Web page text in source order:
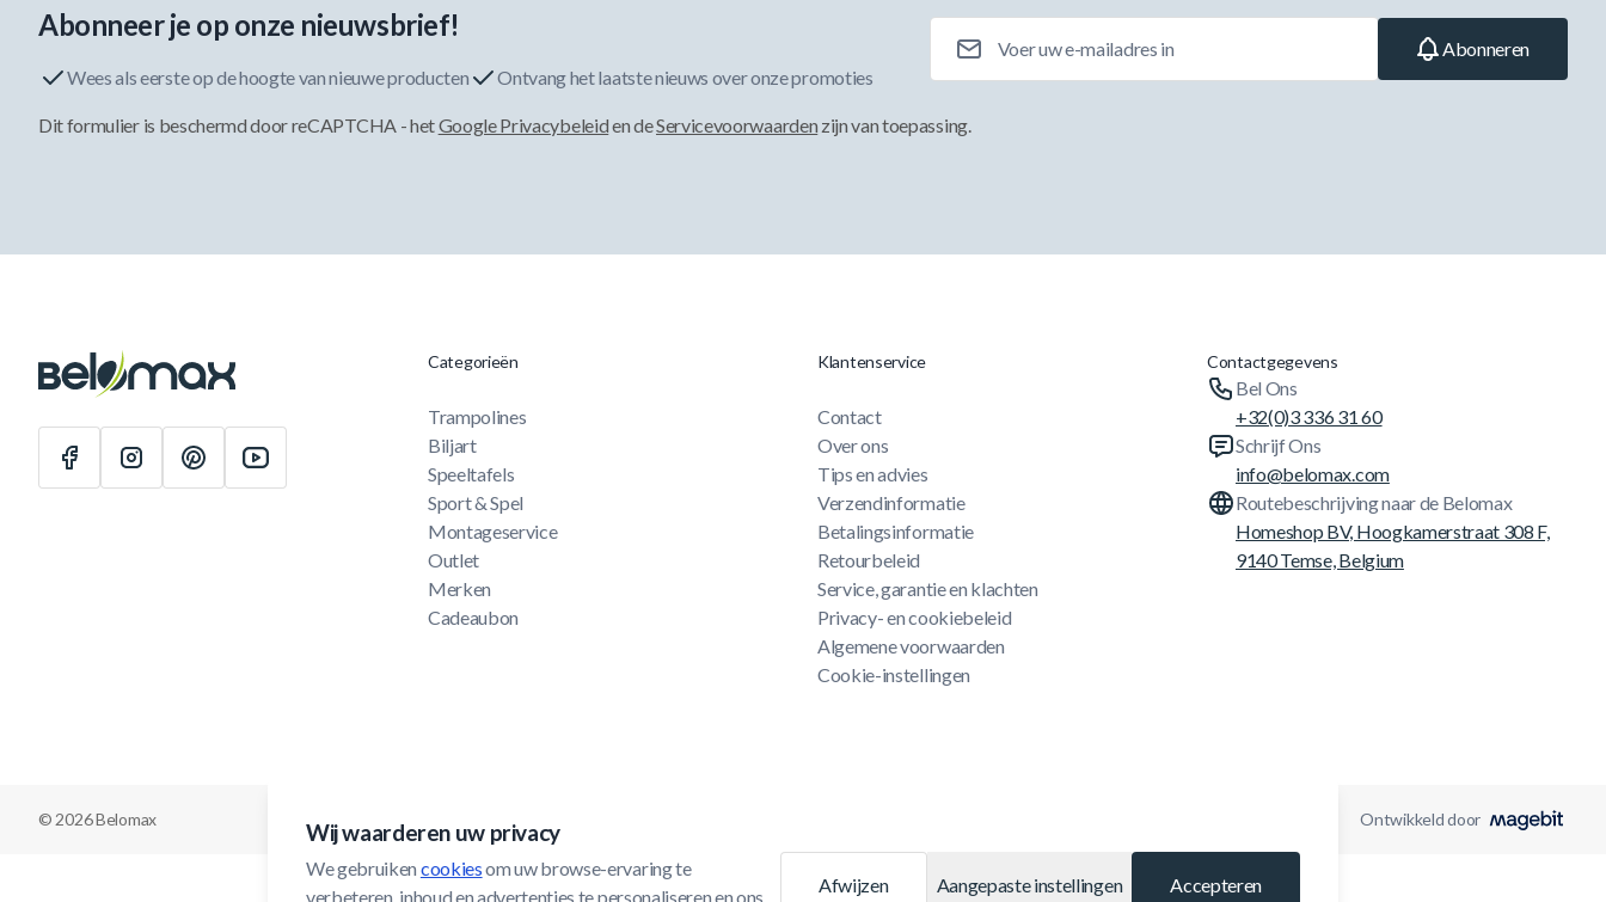
Wij waarderen uw privacy
We gebruiken cookies om uw browse-ervaring te
verbeteren, inhoud en advertenties te personaliseren en ons
Afwijzen Aangepaste instellingen Accepteren
Abonneer je op onze nieuwsbrief!
Wees als eerste op de hoogte van nieuwe producten Ontvang het laatste nieuws over onze promoties
Abonneren
Dit formulier is beschermd door reCAPTCHA - hetGoogle Privacybeleiden deServicevoorwaarden zijn van toepassing.
Categorieën
Trampolines
Biljart
Speeltafels
Sport & Spel
Montageservice
Outlet
Merken
Cadeaubon
Klantenservice
Contact
Over ons
Tips en advies
Verzendinformatie
Betalingsinformatie
Retourbeleid
Service, garantie en klachten
Privacy- en cookiebeleid
Algemene voorwaarden
Cookie-instellingen
Contactgegevens
Bel Ons
+32(0)3 336 31 60
Schrijf Ons
info@belomax.com
Routebeschrijving naar de Belomax
Homeshop BV, Hoogkamerstraat 308 F,
9140 Temse, Belgium
© 2026 Belomax Ontwikkeld door